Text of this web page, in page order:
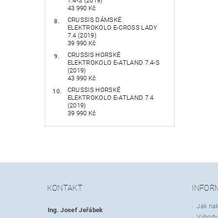
43 990 Kč
CRUSSIS DÁMSKÉ
ELEKTROKOLO E-CROSS LADY
7.4 (2019)
39 990 Kč
CRUSSIS HORSKÉ
ELEKTROKOLO E-ATLAND 7.4-S
(2019)
43 990 Kč
CRUSSIS HORSKÉ
ELEKTROKOLO E-ATLAND 7.4
(2019)
39 990 Kč
KONTAKT
Ing. Josef Jeřábek
Jak